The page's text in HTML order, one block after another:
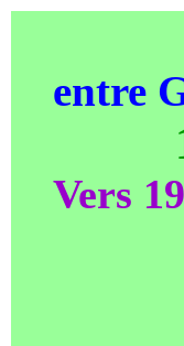
entre
Vers